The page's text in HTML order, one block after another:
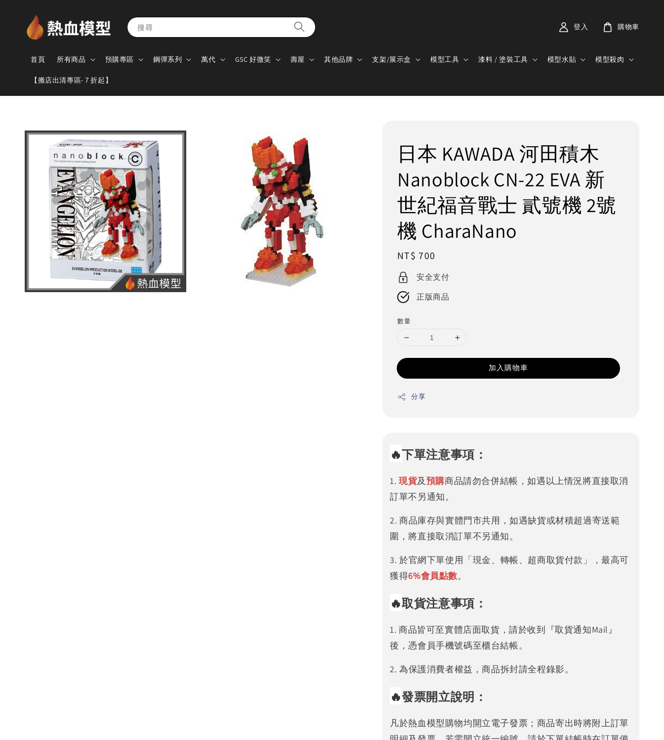
搜尋
首頁 所有商品 預購專區 鋼彈系列 萬代 GSC 好微笑 壽屋 其他品牌 支架/展示盒 模型工具 漆料 / 塗裝工具 模型水貼 模型殺肉
【搬店出清專區-７折起】
登入 購物車
日本 KAWADA 河田積木
Nanoblock CN-22 EVA 新
世紀福音戰士 貳號機 2號
機 CharaNano
Regular
price
NT$ 700
安全支付
正版商品
數量
加入購物車
分享
🔥下單注意事項：
1. 現貨及預購商品請勿合併結帳，如遇以上情況將直接取消
訂單不另通知。
2. 商品庫存與實體門市共用，如遇缺貨或材積超過寄送範
圍，將直接取消訂單不另通知。
3. 於官網下單使用「現金、轉帳、超商取貨付款」，最高可
獲得6%會員點數。
🔥取貨注意事項：
1. 商品皆可至實體店面取貨，請於收到『取貨通知Mail』
後，憑會員手機號碼至櫃台結帳。
2. 為保護消費者權益，商品拆封請全程錄影。
🔥發票開立說明：
凡於熱血模型購物均開立電子發票；商品寄出時將附上訂單